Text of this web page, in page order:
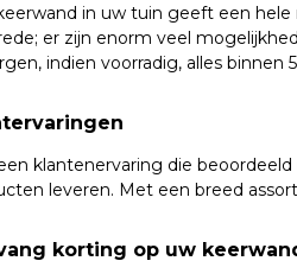
in uw tuin geeft een
er zijn enorm veel
indien voorradig, alles binnen
klantenervaring die
leveren. Met een breed
korting op uw